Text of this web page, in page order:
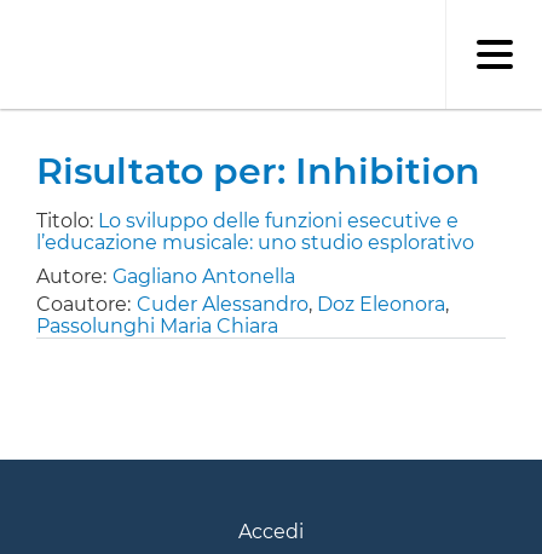
Risultato per: Inhibition
Titolo: Lo sviluppo delle funzioni esecutive e
l’educazione musicale: uno studio esplorativo
Autore: Gagliano Antonella
Coautore: Cuder Alessandro, Doz Eleonora,
Passolunghi Maria Chiara
Accedi